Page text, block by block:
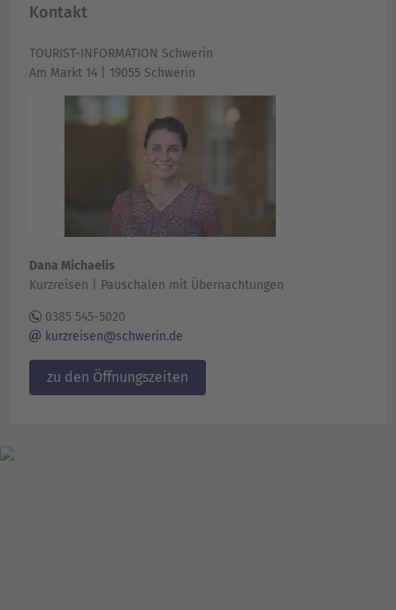
Kontakt
TOURIST-INFORMATION Schwerin
Am Markt 14 | 19055 Schwerin
Dana Michaelis
Kurzreisen | Pauschalen mit Übernachtungen
0385 545-5020
kurzreisen@schwerin.de
zu den Öffnungszeiten